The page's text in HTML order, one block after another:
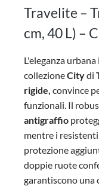
Travelite –
cm, 40 L) –
L'eleganza
collezioneCitydi
rigide, convince
funzionali. Il
antigraffio
mentre i
protezione
doppie ruote
garantiscono una